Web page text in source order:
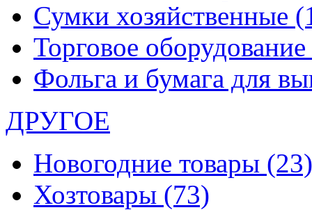
Сумки хозяйственные
Торговое оборудование
Фольга и бумага для
ДРУГОЕ
Новогодние товары (23)
Хозтовары (73)